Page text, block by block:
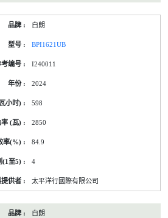
白朗
BPI1621UB
I240011
2024
598
2850
84.9
4
太平洋行國際有限公司
白朗